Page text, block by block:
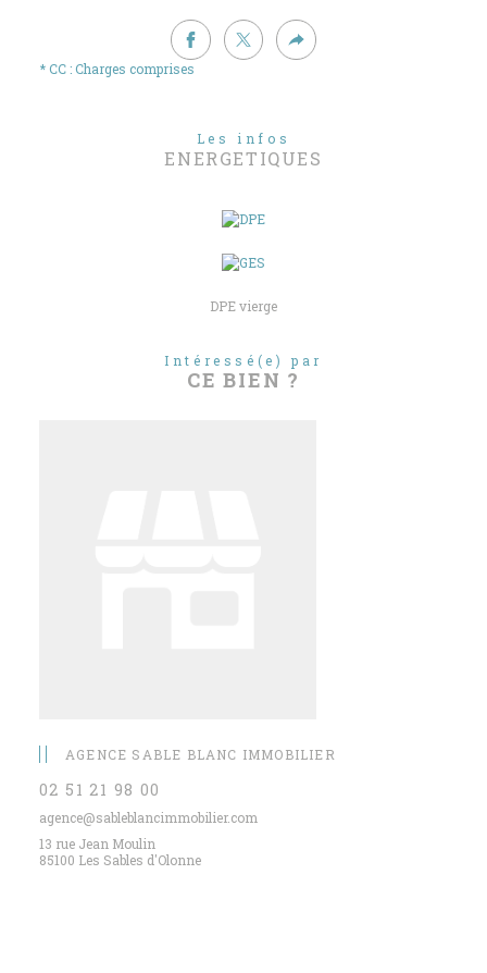
* CC : Charges comprises
Les infos
ENERGETIQUES
DPE vierge
Intéressé(e) par
CE BIEN ?
AGENCE SABLE BLANC IMMOBILIER
02 51 21 98 00
agence@sableblancimmobilier.com
13 rue Jean Moulin
85100 Les Sables d'Olonne